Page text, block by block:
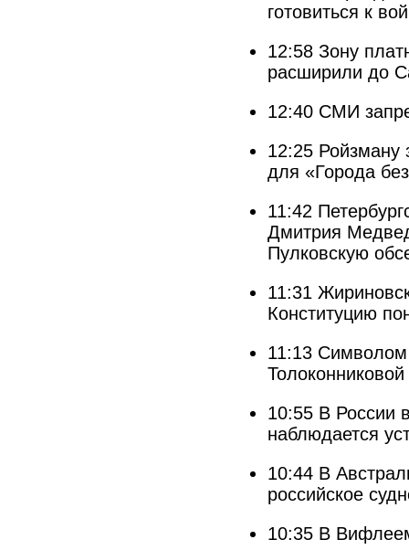
готовиться к
12:58 Зону
расширили до
12:40 СМИ
12:25 Ройзману
для «Города
11:42
Дмитрия
Пулковскую
11:31
Конституцию
11:13 Символом
10:55 В России
наблюдается
10:44 В
российское
10:35 В